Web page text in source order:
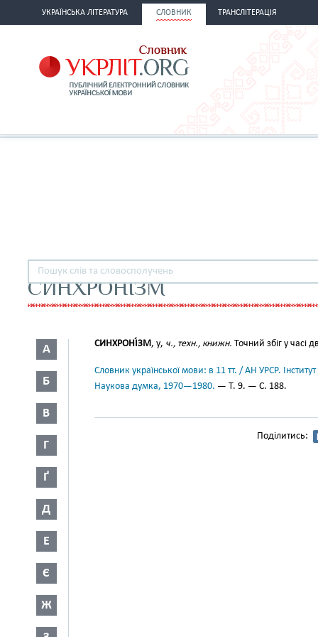
УКРАЇНСЬКА ЛІТЕРАТУРА СЛОВНИК ТРАНСЛІТЕРАЦІЯ
СИНХРОНІЗМ
А
Б
В
Г
Ґ
Д
Е
Є
Ж
СИНХРОНІ́ЗМ, у, ч., техн., книжн. Точний збіг у часі
Словник української мови: в 11 тт. / АН УРСР.
Наукова думка, 1970—1980. — Т. 9. — С. 188.
Поділитись: